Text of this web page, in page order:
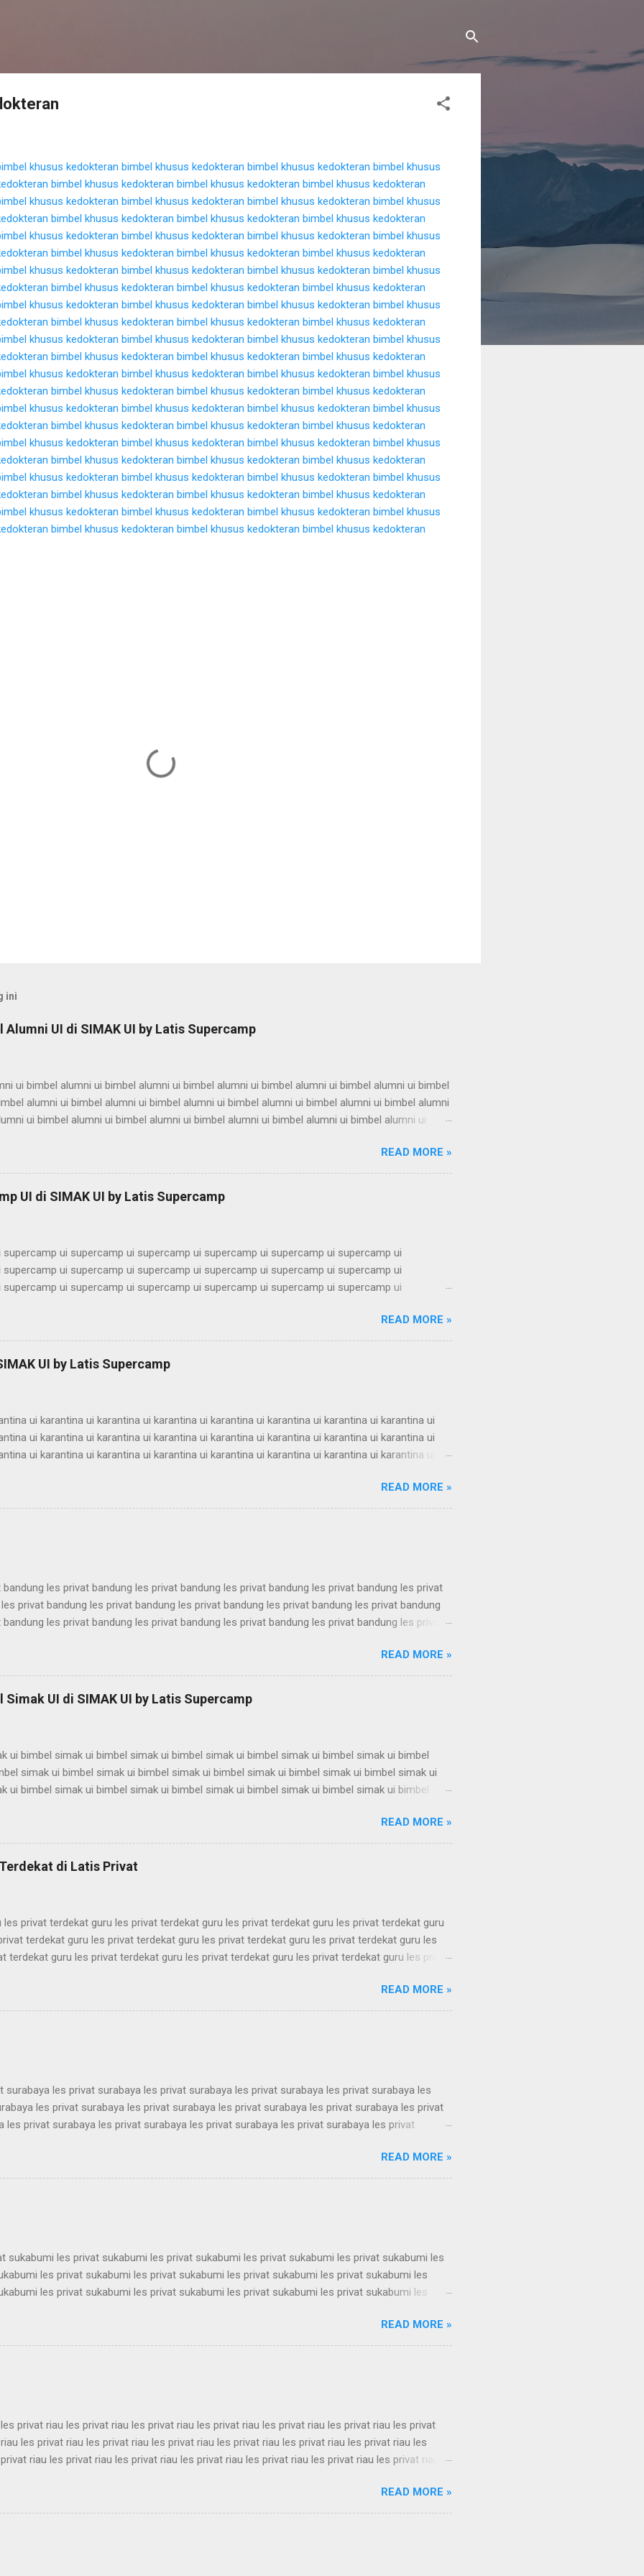
khusus kedokteran bimbel khusus kedokteran bimbel khusus kedokteran bimbel khusus
bimbel khusus kedokteran bimbel khusus kedokteran bimbel khusus kedokteran
khusus kedokteran bimbel khusus kedokteran bimbel khusus kedokteran bimbel khusus
bimbel khusus kedokteran bimbel khusus kedokteran bimbel khusus kedokteran
khusus kedokteran bimbel khusus kedokteran bimbel khusus kedokteran bimbel khusus
bimbel khusus kedokteran bimbel khusus kedokteran bimbel khusus kedokteran
khusus kedokteran bimbel khusus kedokteran bimbel khusus kedokteran bimbel khusus
bimbel khusus kedokteran bimbel khusus kedokteran bimbel khusus kedokteran
khusus kedokteran bimbel khusus kedokteran bimbel khusus kedokteran bimbel khusus
bimbel khusus kedokteran bimbel khusus kedokteran bimbel khusus kedokteran
khusus kedokteran bimbel khusus kedokteran bimbel khusus kedokteran bimbel khusus
bimbel khusus kedokteran bimbel khusus kedokteran bimbel khusus kedokteran
khusus kedokteran bimbel khusus kedokteran bimbel khusus kedokteran bimbel khusus
bimbel khusus kedokteran bimbel khusus kedokteran bimbel khusus kedokteran
khusus kedokteran bimbel khusus kedokteran bimbel khusus kedokteran bimbel khusus
bimbel khusus kedokteran bimbel khusus kedokteran bimbel khusus kedokteran
khusus kedokteran bimbel khusus kedokteran bimbel khusus kedokteran bimbel khusus
bimbel khusus kedokteran bimbel khusus kedokteran bimbel khusus kedokteran
khusus kedokteran bimbel khusus kedokteran bimbel khusus kedokteran bimbel khusus
bimbel khusus kedokteran bimbel khusus kedokteran bimbel khusus kedokteran
khusus kedokteran bimbel khusus kedokteran bimbel khusus kedokteran bimbel khusus
bimbel khusus kedokteran bimbel khusus kedokteran bimbel khusus kedokteran
ini
UI di SIMAK UI by Latis Supercamp
ui bimbel alumni ui bimbel alumni ui bimbel alumni ui bimbel alumni ui bimbel alumni ui bimbel
alumni ui bimbel alumni ui bimbel alumni ui bimbel alumni ui bimbel alumni ui bimbel alumni
ui bimbel alumni ui bimbel alumni ui bimbel alumni ui bimbel alumni ui bimbel alumni ui
alumni ui bimbel alumni ui bimbel alumni ui bimbel alumni ui bimbel alumni ui bimbel alumni
ui bimbel alumni ui bimbel alumni ui bimbel alumni ui bimbel alumni ui bimbel alumni ui
ui bimbel alumni ui bimbel alumni ui bimbel alumni ui bimbel alumni ui bimbel alumni ui bimbel
alumni ui bimbel alumni ui bimbel alu...
READ MORE »
UI di SIMAK UI by Latis Supercamp
ui supercamp ui supercamp ui supercamp ui supercamp ui supercamp ui
ui supercamp ui supercamp ui supercamp ui supercamp ui supercamp ui
ui supercamp ui supercamp ui supercamp ui supercamp ui supercamp ui
supercamp ui supercamp ui supercamp ui supercamp ui supercamp ui supercamp ui
ui supercamp ui supercamp ui supercamp ui supercamp ui supercamp ui
ui supercamp ui supercamp ui supercamp ui supercamp ui supercamp ui
supercamp ui supercamp ui supercamp ui supercamp ui supercamp ui supercamp ui
ui supercamp ui supercamp ui supercamp ui supercamp ui superc...
READ MORE »
UI by Latis Supercamp
ui karantina ui karantina ui karantina ui karantina ui karantina ui karantina ui karantina ui
ui karantina ui karantina ui karantina ui karantina ui karantina ui karantina ui karantina ui
ui karantina ui karantina ui karantina ui karantina ui karantina ui karantina ui karantina ui
ui karantina ui karantina ui karantina ui karantina ui karantina ui karantina ui karantina ui
ui karantina ui karantina ui karantina ui karantina ui karantina ui karantina ui karantina ui
ui karantina ui karantina ui karantina ui karantina ui karantina ui karantina ui karantina ui
READ MORE »
les privat bandung les privat bandung les privat bandung les privat bandung les privat
privat bandung les privat bandung les privat bandung les privat bandung les privat bandung
les privat bandung les privat bandung les privat bandung les privat bandung les privat
bandung les privat bandung les privat bandung les privat bandung les privat bandung les privat
privat bandung les privat bandung les privat bandung les privat bandung les privat bandung
les privat bandung les privat bandung les privat bandung les privat bandung les privat
privat bandung les privat bandung les privat bandung ...
READ MORE »
UI di SIMAK UI by Latis Supercamp
ui bimbel simak ui bimbel simak ui bimbel simak ui bimbel simak ui bimbel simak ui bimbel
simak ui bimbel simak ui bimbel simak ui bimbel simak ui bimbel simak ui bimbel simak ui
ui bimbel simak ui bimbel simak ui bimbel simak ui bimbel simak ui bimbel simak ui bimbel
ui bimbel simak ui bimbel simak ui bimbel simak ui bimbel simak ui bimbel simak ui bimbel
simak ui bimbel simak ui bimbel simak ui bimbel simak ui bimbel simak ui bimbel simak ui
ui bimbel simak ui bimbel simak ui bimbel simak ui bimbel simak ui bimbel simak ui bimbel
simak ui bimbel simak ui bimbel simak ui bimbel simak ui bimbel simak u...
READ MORE »
di Latis Privat
privat terdekat guru les privat terdekat guru les privat terdekat guru les privat terdekat guru
terdekat guru les privat terdekat guru les privat terdekat guru les privat terdekat guru les
terdekat guru les privat terdekat guru les privat terdekat guru les privat terdekat guru les privat
guru les privat terdekat guru les privat terdekat guru les privat terdekat guru les privat
guru les privat terdekat guru les privat terdekat guru les privat terdekat guru les privat
guru les privat terdekat guru les privat terdekat guru les privat terdekat guru les privat
guru les privat terdekat guru les pri...
READ MORE »
surabaya les privat surabaya les privat surabaya les privat surabaya les privat surabaya les
les privat surabaya les privat surabaya les privat surabaya les privat surabaya les privat
les privat surabaya les privat surabaya les privat surabaya les privat surabaya les privat
les privat surabaya les privat surabaya les privat surabaya les privat surabaya les privat
les privat surabaya les privat surabaya les privat surabaya les privat surabaya les privat
les privat surabaya les privat surabaya les privat surabaya les privat surabaya les privat
les privat surabaya les privat surabaya les privat surabaya les privat su...
READ MORE »
sukabumi les privat sukabumi les privat sukabumi les privat sukabumi les privat sukabumi les
les privat sukabumi les privat sukabumi les privat sukabumi les privat sukabumi les
les privat sukabumi les privat sukabumi les privat sukabumi les privat sukabumi les
les privat sukabumi les privat sukabumi les privat sukabumi les privat sukabumi les
les privat sukabumi les privat sukabumi les privat sukabumi les privat sukabumi les
les privat sukabumi les privat sukabumi les privat sukabumi les privat sukabumi les
les privat sukabumi les privat sukabumi les privat sukabumi les privat su...
READ MORE »
privat riau les privat riau les privat riau les privat riau les privat riau les privat riau les privat
les privat riau les privat riau les privat riau les privat riau les privat riau les privat riau les
riau les privat riau les privat riau les privat riau les privat riau les privat riau les privat riau
riau les privat riau les privat riau les privat riau les privat riau les privat riau les privat riau les
riau les privat riau les privat riau les privat riau les privat riau les privat riau les privat riau
privat riau les privat riau les privat riau les privat riau les privat ria...
READ MORE »